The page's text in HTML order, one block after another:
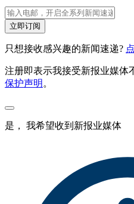
立即订阅
只想接收感兴趣的新闻速递?
注册即表示我接受新报业媒体
保护声明 。
是， 我希望收到新报业媒体